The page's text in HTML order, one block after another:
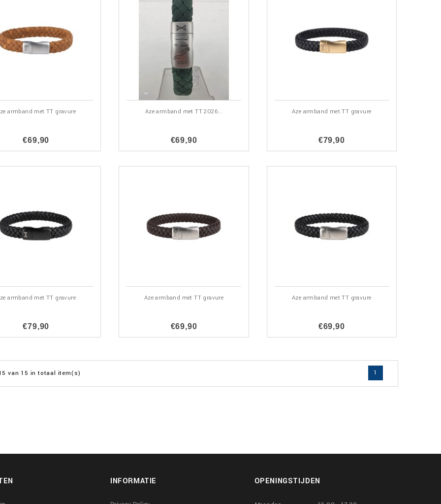
armband met TT gravure
€69,90
Aze armband met TT 2026...
€69,90
Aze armband met TT gravure
€79,90
armband met TT gravure
€79,90
Aze armband met TT gravure
€69,90
Aze armband met TT gravure
€69,90
van 15 in totaal item(s) 1
INFORMATIE OPENINGSTIJDEN